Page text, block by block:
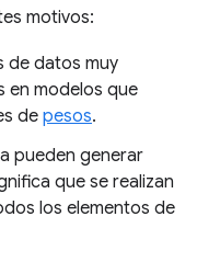
motivos:
de datos muy
en modelos que
de pesos.
pueden generar
que se realizan
los elementos de